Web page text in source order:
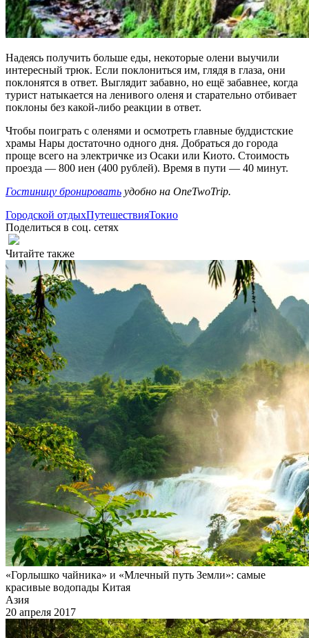
Надеясь получить больше еды, некоторые олени выучили
интересный трюк. Если поклониться им, глядя в глаза, они
поклонятся в ответ. Выглядит забавно, но ещё забавнее, когда
турист натыкается на ленивого оленя и старательно отбивает
поклоны без какой-либо реакции в ответ.
Чтобы поиграть с оленями и осмотреть главные буддистские
храмы Нары достаточно одного дня. Добраться до города
проще всего на электричке из Осаки или Киото. Стоимость
проезда — 800 иен (400 рублей). Время в пути — 40 минут.
Гостиницу бронировать удобно на OneTwoTrip.
Городской отдыхПутешествияТокио
Поделиться в соц. сетях
Читайте также
«Горлышко чайника» и «Млечный путь Земли»: самые
красивые водопады Китая
Азия
20 апреля 2017